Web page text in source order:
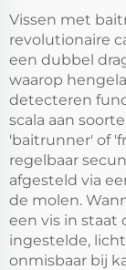
Vissen met
revolutionaire
een dubbel
waarop
detecteren
scala aan
'baitrunner' of
regelbaar
afgesteld via
de molen.
een vis in staat
ingestelde,
onmisbaar bij